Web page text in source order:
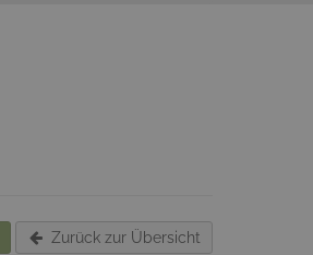
Zurück zur Übersicht